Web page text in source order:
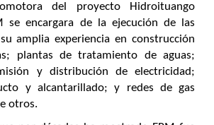
del proyecto Hidroituango
se encargara de la ejecución de las
amplia experiencia en construcción
plantas de tratamiento de aguas;
y distribución de electricidad;
y alcantarillado; y redes de gas
otros.